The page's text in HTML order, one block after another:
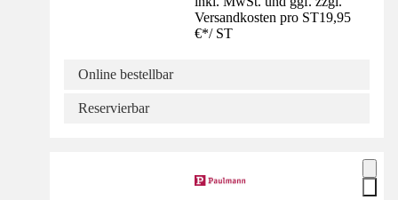
Versandkosten pro ST19,95
€*/ ST
Online bestellbar
Reservierbar